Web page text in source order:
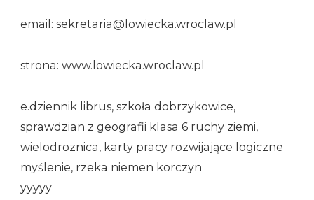
email: sekretaria@lowiecka.wroclaw.pl
strona: www.lowiecka.wroclaw.pl
e.dziennik librus, szkoła dobrzykowice,
sprawdzian z geografii klasa 6 ruchy ziemi,
wielodroznica, karty pracy rozwijające logiczne
myślenie, rzeka niemen korczyn
yyyyy